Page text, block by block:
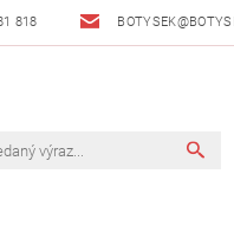
818